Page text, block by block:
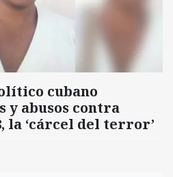
cubano
y abusos contra
la ‘cárcel del terror’